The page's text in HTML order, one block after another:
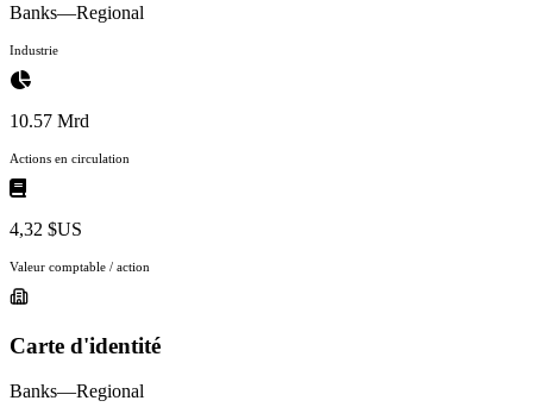
Banks—Regional
Industrie
10.57 Mrd
Actions en circulation
4,32 $US
Valeur comptable / action
Carte d'identité
Banks—Regional